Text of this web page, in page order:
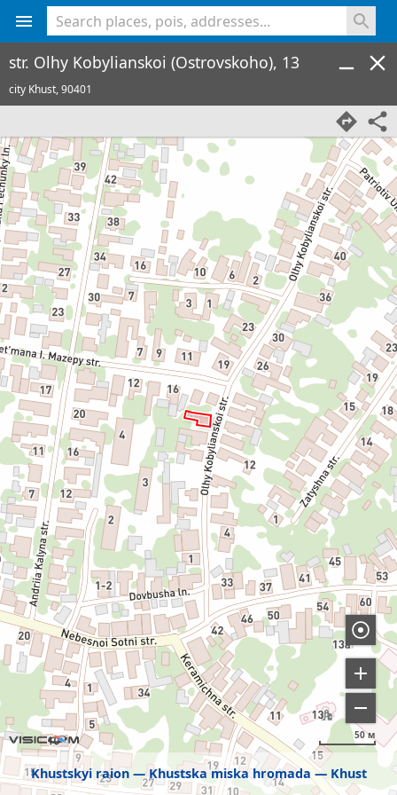
Khustskyi raion Khustska miska hromada Khust
50 м
str. Olhy Kobylianskoi (Ostrovskoho), 13
city Khust,90401
<% console.log(hcard) %>